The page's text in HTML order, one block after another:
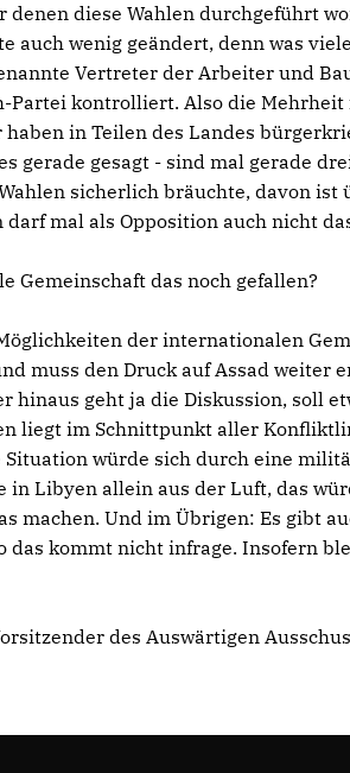
denen diese Wahlen durchgeführt
auch wenig geändert, denn was
Vertreter der Arbeiter und
kontrolliert. Also die Mehrheit
in Teilen des Landes
gerade gesagt - sind mal gerade
sicherlich bräuchte, davon ist
darf mal als Opposition auch nicht
Gemeinschaft das noch gefallen?
der internationalen
muss den Druck auf Assad weiter
hinaus geht ja die Diskussion, soll
liegt im Schnittpunkt aller
würde sich durch eine
Libyen allein aus der Luft, das
machen. Und im Übrigen: Es gibt
kommt nicht infrage. Insofern
des Auswärtigen